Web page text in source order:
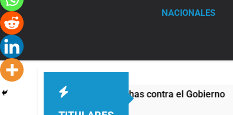
NACIONALES
con nuevas marchas contra el Gobierno